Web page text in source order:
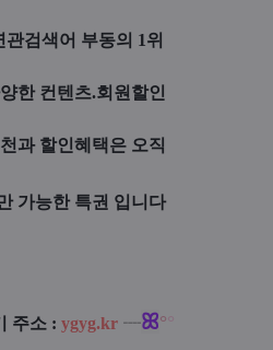
검색어 부동의 1위
한 컨텐츠.회원할인
과 할인혜택은 오직
가능한 특권 입니다
주소 : ygyg.kr ┈ꕤ°°